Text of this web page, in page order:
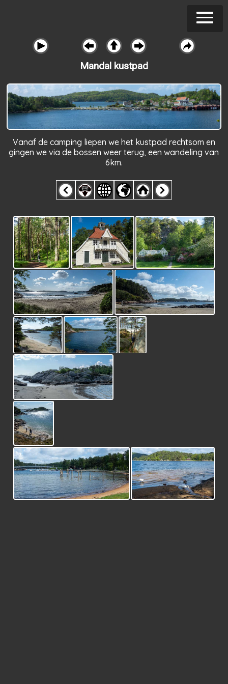
Mandal kustpad
Vanaf de camping liepen we het kustpad rechtsom en
gingen we via de bossen weer terug, een wandeling van
6km.